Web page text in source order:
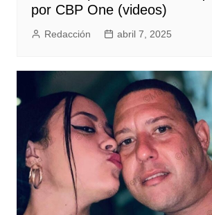
por CBP One (videos)
Redacción abril 7, 2025